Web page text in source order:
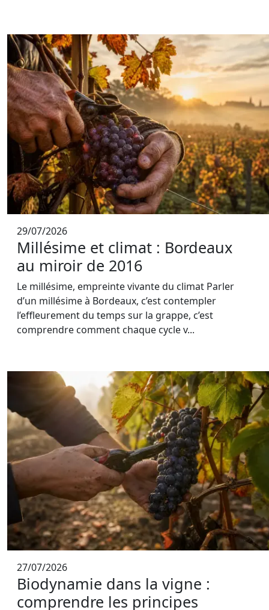
29/07/2026
Millésime et climat : Bordeaux
au miroir de 2016
Le millésime, empreinte vivante du climat Parler
d’un millésime à Bordeaux, c’est contempler
l’effleurement du temps sur la grappe, c’est
comprendre comment chaque cycle v...
27/07/2026
Biodynamie dans la vigne :
comprendre les principes